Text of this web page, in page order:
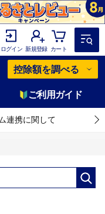
ログイン 新規登録 カート
控除額を調べる
ご利用ガイド
連携に関して